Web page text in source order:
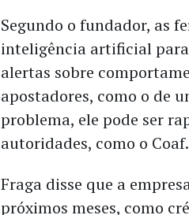
Segundo o fundador, as
inteligência artificial
alertas sobre
apostadores, como o de
problema, ele pode ser
autoridades, como o Coaf.
Fraga disse que a
próximos meses, como